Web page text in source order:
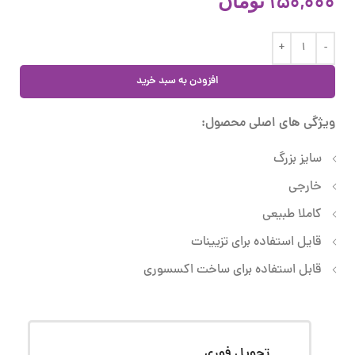
افزودن به سبد خرید
ویژگی های اصلی محصول:
سایز بزرگ
خارجی
کاملا طبیعی
قایل استفاده برای تزیینات
قابل استفاده برای ساخت اکسسوری